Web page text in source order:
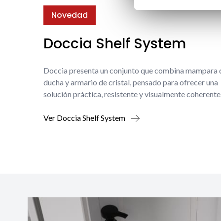
Novedad
Doccia Shelf System
Doccia presenta un conjunto que combina mampara
ducha y armario de cristal, pensado para ofrecer una
solución práctica, resistente y visualmente
Ver Doccia Shelf System